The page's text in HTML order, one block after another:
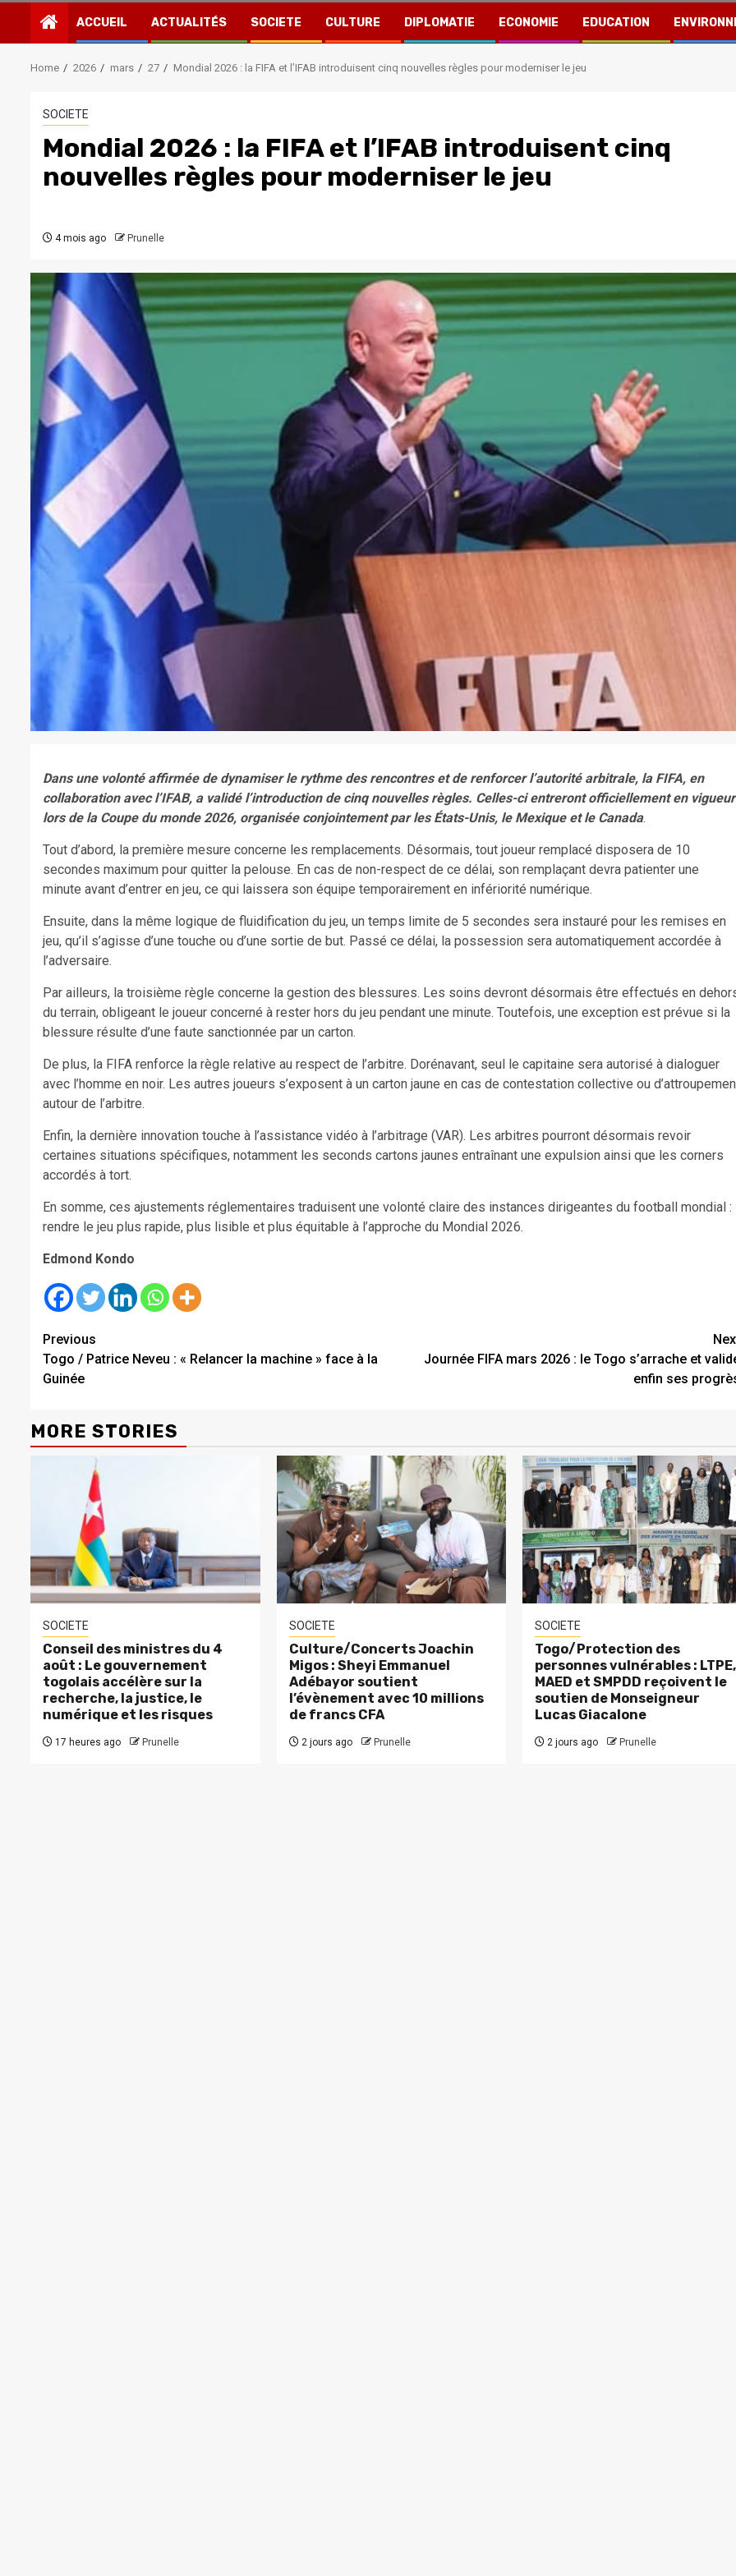
ACCUEIL ACTUALITÉS SOCIETE CULTURE DIPLOMATIE ECONOMIE EDUCATION
Home 2026 mars 27 Mondial 2026 : la FIFA et l’IFAB introduisent cinq nouvelles règles pour moderniser le jeu
SOCIETE
Mondial 2026 : la FIFA et l’IFAB introduisent cinq
nouvelles règles pour moderniser le jeu
4 mois ago Prunelle
Dans une volonté affirmée de dynamiser le rythme des rencontres et de renforcer l’autorité arbitrale, la FIFA, en
collaboration avec l’IFAB, a validé l’introduction de cinq nouvelles règles. Celles-ci entreront officiellement en vigueur
lors de la Coupe du monde 2026, organisée conjointement par les États-Unis, le Mexique et le Canada.
Tout d’abord, la première mesure concerne les remplacements. Désormais, tout joueur remplacé disposera de 10
secondes maximum pour quitter la pelouse. En cas de non-respect de ce délai, son remplaçant devra patienter une
minute avant d’entrer en jeu, ce qui laissera son équipe temporairement en infériorité numérique.
Ensuite, dans la même logique de fluidification du jeu, un temps limite de 5 secondes sera instauré pour les remises en
jeu, qu’il s’agisse d’une touche ou d’une sortie de but. Passé ce délai, la possession sera automatiquement accordée à
l’adversaire.
Par ailleurs, la troisième règle concerne la gestion des blessures. Les soins devront désormais être effectués en
du terrain, obligeant le joueur concerné à rester hors du jeu pendant une minute. Toutefois, une exception est prévue si la
blessure résulte d’une faute sanctionnée par un carton.
De plus, la FIFA renforce la règle relative au respect de l’arbitre. Dorénavant, seul le capitaine sera autorisé à dialoguer
avec l’homme en noir. Les autres joueurs s’exposent à un carton jaune en cas de contestation collective ou
autour de l’arbitre.
Enfin, la dernière innovation touche à l’assistance vidéo à l’arbitrage (VAR). Les arbitres pourront désormais revoir
certaines situations spécifiques, notamment les seconds cartons jaunes entraînant une expulsion ainsi que les corners
accordés à tort.
En somme, ces ajustements réglementaires traduisent une volonté claire des instances dirigeantes du football mondial :
rendre le jeu plus rapide, plus lisible et plus équitable à l’approche du Mondial 2026.
Edmond Kondo
Continue
Reading
Previous
Togo / Patrice Neveu : « Relancer la machine » face à la
Guinée
Journée FIFA mars 2026 : le Togo s’arrache et
enfin ses
MORE STORIES
SOCIETE
Conseil des ministres du 4
août : Le gouvernement
togolais accélère sur la
recherche, la justice, le
numérique et les risques
17 heures ago Prunelle
SOCIETE
Culture/Concerts Joachin
Migos : Sheyi Emmanuel
Adébayor soutient
l’évènement avec 10 millions
de francs CFA
2 jours ago Prunelle
SOCIETE
Togo/Protection des
personnes vulnérables : LTPE,
MAED et SMPDD reçoivent le
soutien de Monseigneur
Lucas Giacalone
2 jours ago Prunelle